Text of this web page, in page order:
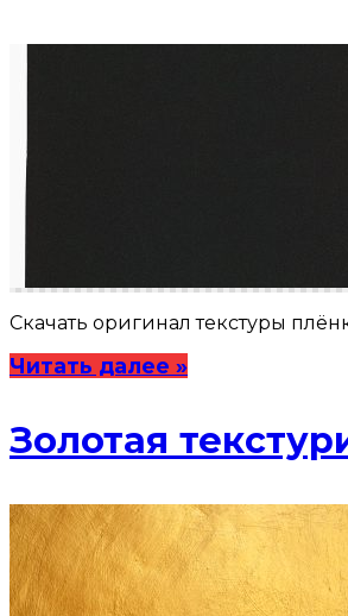
Скачать оригинал текстуры
Читать далее »
Золотая